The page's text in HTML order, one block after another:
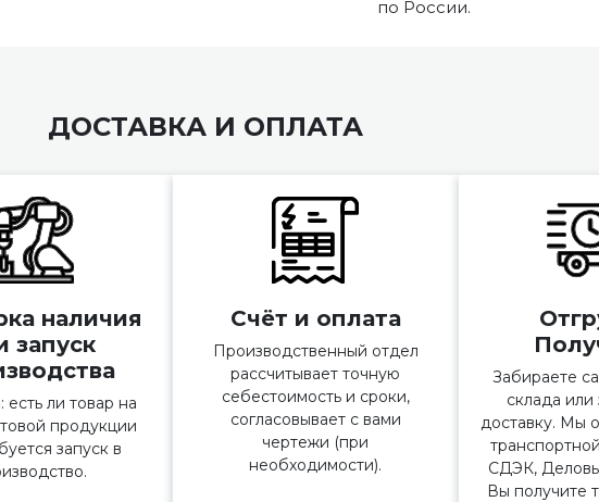
по России.
ДОСТАВКА И ОПЛАТА
наличия
запуск
есть ли товар на
продукции
запуск в
Счёт и оплата
Производственный отдел
рассчитывает точную
себестоимость и сроки,
согласовывает с вами
чертежи (при
необходимости).
Забираете
склада или
доставку. Мы
СДЭК,
Вы получите